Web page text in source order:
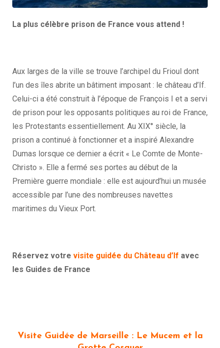
La plus célèbre prison de France vous attend !
Aux larges de la ville se trouve l’archipel du Frioul dont
l’un des îles abrite un bâtiment imposant : le château d’If.
Celui-ci a été construit à l’époque de François I et a servi
de prison pour les opposants politiques au roi de France,
les Protestants essentiellement. Au XIX° siècle, la
prison a continué à fonctionner et a inspiré Alexandre
Dumas lorsque ce dernier a écrit « Le Comte de Monte-
Christo ». Elle a fermé ses portes au début de la
Première guerre mondiale : elle est aujourd’hui un musée
accessible par l’une des nombreuses navettes
maritimes du Vieux Port.
Réservez votre visite guidée du Château d’If avec
les Guides de France
Visite Guidée de Marseille : Le Mucem et la